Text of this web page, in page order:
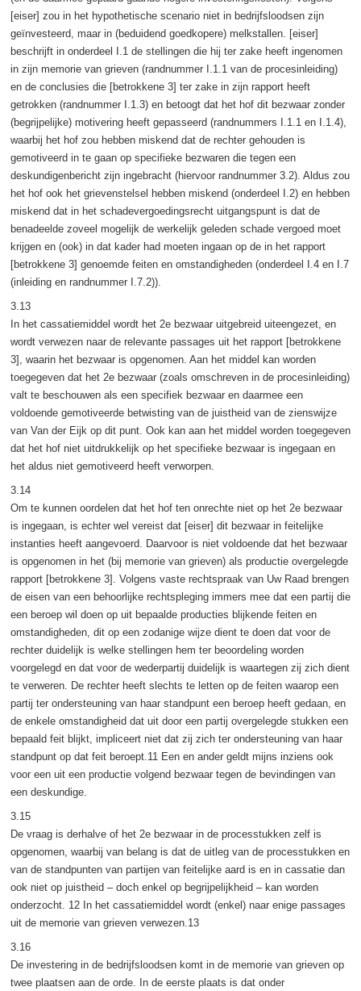
[eiser] zou in het hypothetische scenario niet in bedrijfsloodsen zijn
geïnvesteerd, maar in (beduidend goedkopere) melkstallen. [eiser]
beschrijft in onderdeel I.1 de stellingen die hij ter zake heeft ingenomen
in zijn memorie van grieven (randnummer I.1.1 van de procesinleiding)
en de conclusies die [betrokkene 3] ter zake in zijn rapport heeft
getrokken (randnummer I.1.3) en betoogt dat het hof dit bezwaar zonder
(begrijpelijke) motivering heeft gepasseerd (randnummers I.1.1 en I.1.4),
waarbij het hof zou hebben miskend dat de rechter gehouden is
gemotiveerd in te gaan op specifieke bezwaren die tegen een
deskundigenbericht zijn ingebracht (hiervoor randnummer 3.2). Aldus zou
het hof ook het grievenstelsel hebben miskend (onderdeel I.2) en hebben
miskend dat in het schadevergoedingsrecht uitgangspunt is dat de
benadeelde zoveel mogelijk de werkelijk geleden schade vergoed moet
krijgen en (ook) in dat kader had moeten ingaan op de in het rapport
[betrokkene 3] genoemde feiten en omstandigheden (onderdeel I.4 en I.7
(inleiding en randnummer I.7.2)).
3.13
In het cassatiemiddel wordt het 2e bezwaar uitgebreid uiteengezet, en
wordt verwezen naar de relevante passages uit het rapport [betrokkene
3], waarin het bezwaar is opgenomen. Aan het middel kan worden
toegegeven dat het 2e bezwaar (zoals omschreven in de procesinleiding)
valt te beschouwen als een specifiek bezwaar en daarmee een
voldoende gemotiveerde betwisting van de juistheid van de zienswijze
van Van der Eijk op dit punt. Ook kan aan het middel worden toegegeven
dat het hof niet uitdrukkelijk op het specifieke bezwaar is ingegaan en
het aldus niet gemotiveerd heeft verworpen.
3.14
Om te kunnen oordelen dat het hof ten onrechte niet op het 2e bezwaar
is ingegaan, is echter wel vereist dat [eiser] dit bezwaar in feitelijke
instanties heeft aangevoerd. Daarvoor is niet voldoende dat het bezwaar
is opgenomen in het (bij memorie van grieven) als productie overgelegde
rapport [betrokkene 3]. Volgens vaste rechtspraak van Uw Raad brengen
de eisen van een behoorlijke rechtspleging immers mee dat een partij die
een beroep wil doen op uit bepaalde producties blijkende feiten en
omstandigheden, dit op een zodanige wijze dient te doen dat voor de
rechter duidelijk is welke stellingen hem ter beoordeling worden
voorgelegd en dat voor de wederpartij duidelijk is waartegen zij zich dient
te verweren. De rechter heeft slechts te letten op de feiten waarop een
partij ter ondersteuning van haar standpunt een beroep heeft gedaan, en
de enkele omstandigheid dat uit door een partij overgelegde stukken een
bepaald feit blijkt, impliceert niet dat zij zich ter ondersteuning van haar
standpunt op dat feit beroept.11 Een en ander geldt mijns inziens ook
voor een uit een productie volgend bezwaar tegen de bevindingen van
een deskundige.
3.15
De vraag is derhalve of het 2e bezwaar in de processtukken zelf is
opgenomen, waarbij van belang is dat de uitleg van de processtukken en
van de standpunten van partijen van feitelijke aard is en in cassatie dan
ook niet op juistheid – doch enkel op begrijpelijkheid – kan worden
onderzocht. 12 In het cassatiemiddel wordt (enkel) naar enige passages
uit de memorie van grieven verwezen.13
3.16
De investering in de bedrijfsloodsen komt in de memorie van grieven op
twee plaatsen aan de orde. In de eerste plaats is dat onder